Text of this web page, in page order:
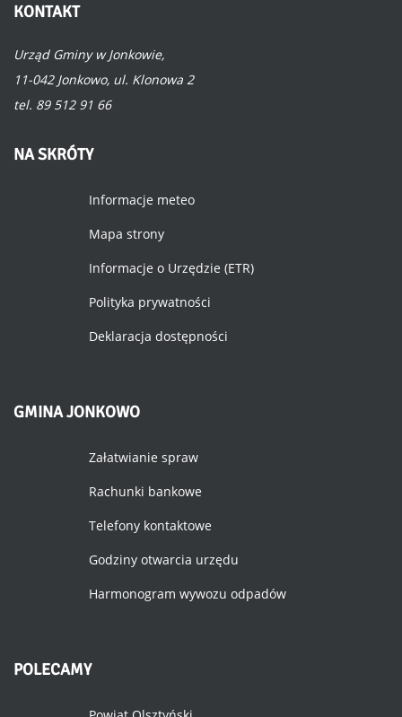
KONTAKT
Urząd Gminy w Jonkowie,
11-042 Jonkowo, ul. Klonowa 2
tel. 89 512 91 66
NASKRÓTY
Informacje meteo
Mapa strony
Informacje o Urzędzie (ETR)
Polityka prywatności
Deklaracja dostępności
GMINAJONKOWO
Załatwianie spraw
Rachunki bankowe
Telefony kontaktowe
Godziny otwarcia urzędu
Harmonogram wywozu odpadów
POLECAMY